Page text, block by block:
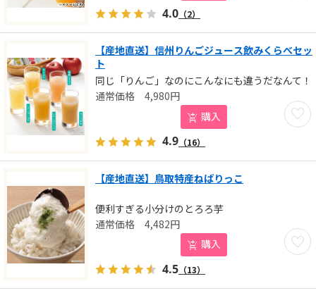
4.0 （2）
【産地直送】信州りんごジュース飲みくらべセッ
ト
同じ「りんご」なのにこんなにも違うだなんて！
お気
4,980円
購入
4.9 （16）
【産地直送】鳥取特産ねばりっこ
便利すぎる小分けのとろろ芋
お気
4,482円
購入
4.5 （13）